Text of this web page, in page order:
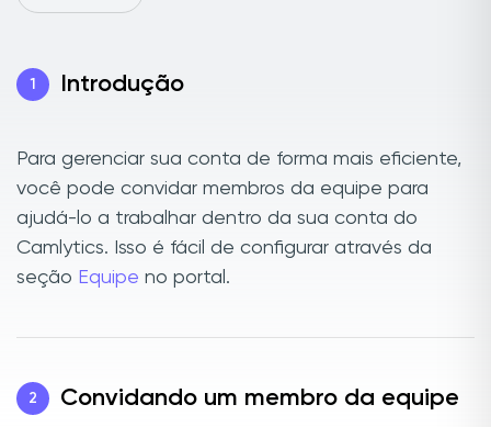
1 Introdução
Para gerenciar sua conta de forma mais eficiente,
você pode convidar membros da equipe para
ajudá-lo a trabalhar dentro da sua conta do
Camlytics. Isso é fácil de configurar através da
seção Equipe no portal.
2 Convidando um membro da equipe